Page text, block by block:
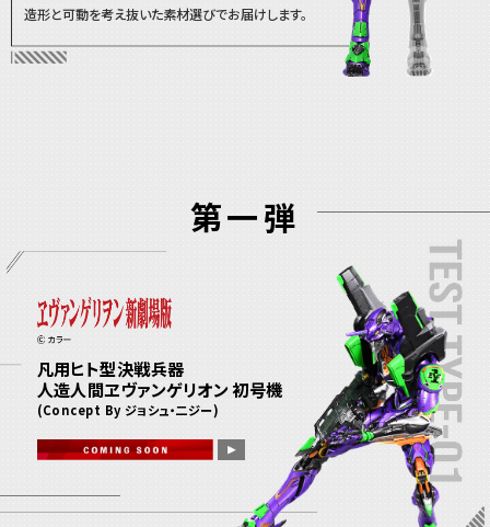
造形と可動を考え抜いた素材選びでお届けします。
第一弾
凡用ヒト型決戦兵器
人造人間ヱヴァンゲリオン 初号機
(Concept By ジョシュ・二ジー)